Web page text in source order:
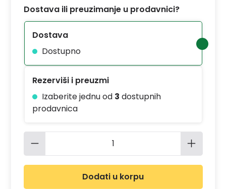
Dostava ili preuzimanje u prodavnici?
Dostava
Dostupno
Rezerviši i preuzmi
Izaberite jednu od 3 dostupnih
prodavnica
Količina proizvoda: Unesite
Dodati u korpu